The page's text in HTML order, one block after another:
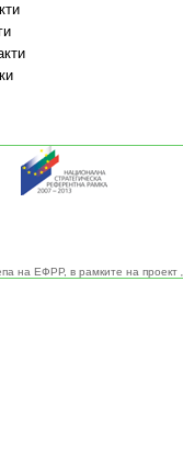
на ЕФРР, в рамките на